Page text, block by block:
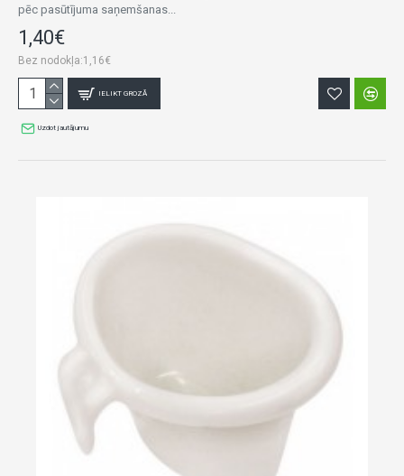
pēc pasūtījuma saņemšanas...
1,40€
Bez nodokļa:1,16€
IELIKT GROZĀ
Uzdot jautājumu